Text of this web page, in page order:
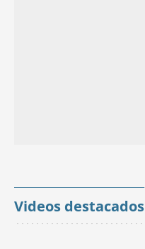
Videos destacados